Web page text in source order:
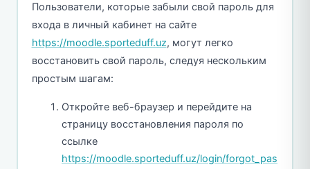
Пользователи, которые забыли свой пароль для
входа в личный кабинет на сайте
https://moodle.sporteduff.uz, могут легко
восстановить свой пароль, следуя нескольким
простым шагам:
Откройте веб-браузер и перейдите на
страницу восстановления пароля по
ссылке
https://moodle.sporteduff.uz/login/forgot_pas